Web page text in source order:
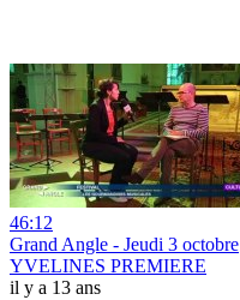
46:12
Grand Angle - Jeudi 3 octobre
YVELINES PREMIERE
il y a 13 ans